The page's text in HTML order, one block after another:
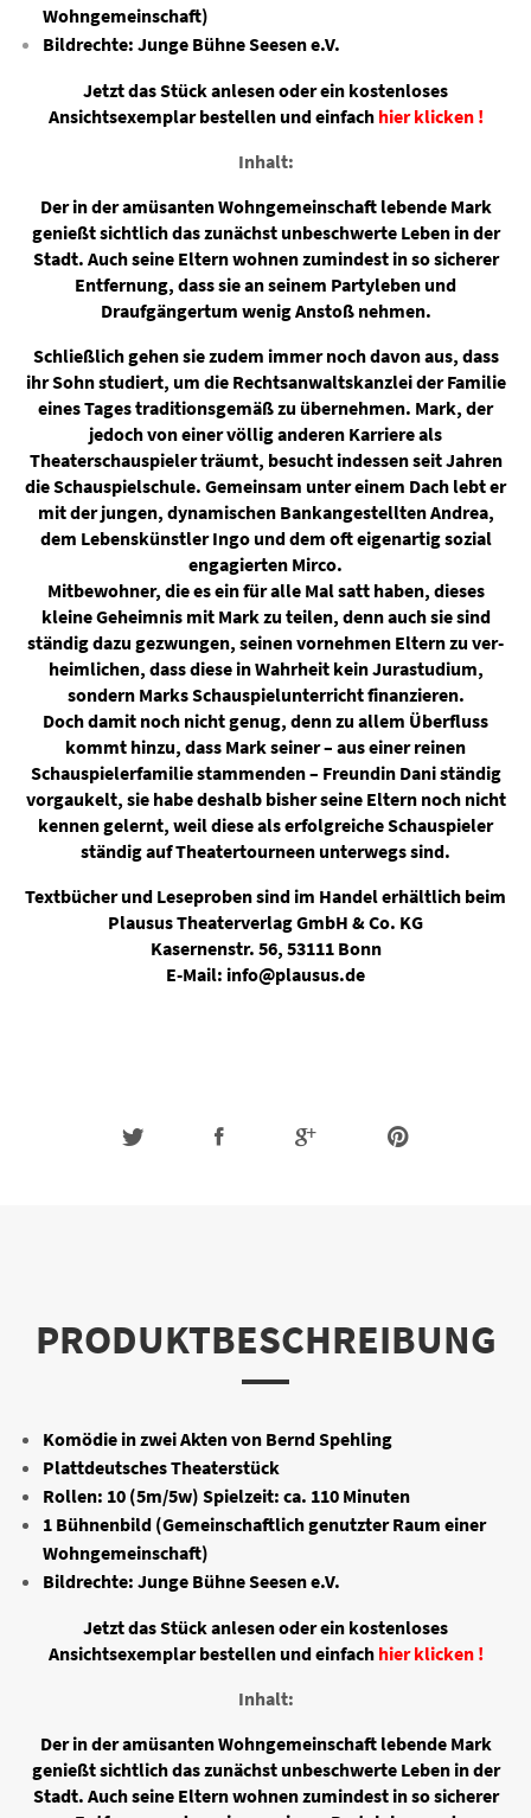
Wohngemeinschaft)
Bildrechte: Junge Bühne Seesen e.V.
Jetzt das Stück anlesen oder ein kostenloses
Ansichtsexemplar bestellen und einfach hier klicken !
Inhalt:
Der in der amüsanten Wohngemeinschaft lebende Mark
genießt sichtlich das zunächst unbeschwerte Leben in der
Stadt. Auch seine Eltern wohnen zumindest in so sicherer
Entfernung, dass sie an seinem Partyleben und
Draufgängertum wenig Anstoß nehmen.
Schließlich gehen sie zudem immer noch davon aus, dass
ihr Sohn studiert, um die Rechtsanwaltskanzlei der Familie
eines Tages traditionsgemäß zu übernehmen. Mark, der
jedoch von einer völlig anderen Karriere als
Theaterschauspieler träumt, besucht indessen seit Jahren
die Schauspielschule. Gemeinsam unter einem Dach lebt er
mit der jungen, dynamischen Bankangestellten Andrea,
dem Lebenskünstler Ingo und dem oft eigenartig sozial
engagierten Mirco.
Mitbewohner, die es ein für alle Mal satt haben, dieses
kleine Geheimnis mit Mark zu teilen, denn auch sie sind
ständig dazu gezwungen, seinen vornehmen Eltern zu ver-
heimlichen, dass diese in Wahrheit kein Jurastudium,
sondern Marks Schauspielunterricht finanzieren.
Doch damit noch nicht genug, denn zu allem Überfluss
kommt hinzu, dass Mark seiner – aus einer reinen
Schauspielerfamilie stammenden – Freundin Dani ständig
vorgaukelt, sie habe deshalb bisher seine Eltern noch nicht
kennen gelernt, weil diese als erfolgreiche Schauspieler
ständig auf Theatertourneen unterwegs sind.
Textbücher und Leseproben sind im Handel erhältlich beim
Plausus Theaterverlag GmbH & Co. KG
Kasernenstr. 56, 53111 Bonn
E-Mail: info@plausus.de
PRODUKTBESCHREIBUNG
Komödie in zwei Akten von Bernd Spehling
Plattdeutsches Theaterstück
Rollen: 10 (5m/5w) Spielzeit: ca. 110 Minuten
1 Bühnenbild (Gemeinschaftlich genutzter Raum einer
Wohngemeinschaft)
Bildrechte: Junge Bühne Seesen e.V.
Jetzt das Stück anlesen oder ein kostenloses
Ansichtsexemplar bestellen und einfach hier klicken !
Inhalt:
Der in der amüsanten Wohngemeinschaft lebende Mark
genießt sichtlich das zunächst unbeschwerte Leben in der
Stadt. Auch seine Eltern wohnen zumindest in so sicherer